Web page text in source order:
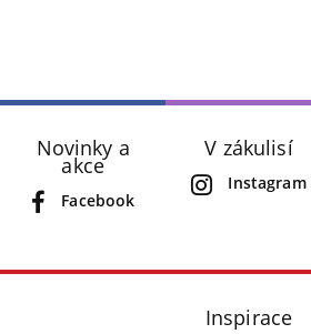
Novinky a
akce
Facebook
V zákulisí
Instagram
Inspirace